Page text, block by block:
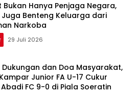
Bukan Hanya Penjaga Negara,
Benteng Keluarga dari
Narkoba
29 Juli 2026
Dukungan dan Doa Masyarakat,
Junior FA U-17 Cukur
FC 9-0 di Piala Soeratin